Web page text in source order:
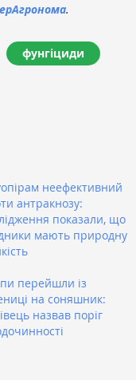
.
фунгіциди
неефективний
антракнозу:
показали, що
мають природну
перейшли із
на соняшник:
назвав поріг